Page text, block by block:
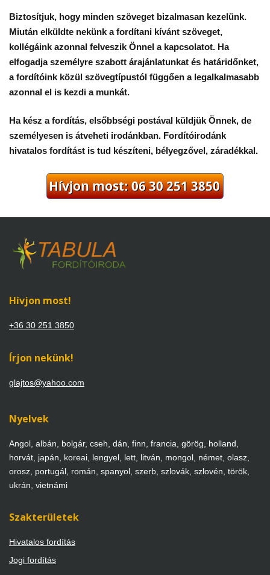
Biztosítjuk, hogy minden szöveget bizalmasan kezelünk.
Miután elküldte nekünk a fordítani kívánt szöveget,
kollégáink azonnal felveszik Önnel a kapcsolatot. Ha
elfogadja személyre szabott árajánlatunkat és határidőnket,
a fordítóink közül szövegtípustól függően a legalkalmasabb
azonnal el is kezdi a munkát.
Ha kész a fordítás, elsőbbségi postával küldjük Önnek, de
személyesen is átveheti irodánkban. Fordítóirodánk
hivatalos fordítást is tud készíteni, bélyegzővel, záradékkal.
Hívjon most!
+36 30 251 3850
Írjon nekünk!
glajtos@yahoo.com
Nyelvek
Angol, albán, bolgár, cseh, dán, finn, francia, görög, holland,
horvát, japán, koreai, lengyel, lett, litván, mongol, német, olasz,
orosz, portugál, román, spanyol, szerb, szlovák, szlovén, török,
ukrán, vietnámi
Szakterületek
Hivatalos fordítás
Jogi fordítás